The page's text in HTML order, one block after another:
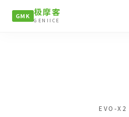
GMK 极摩客
GENIICE
EVO-X2